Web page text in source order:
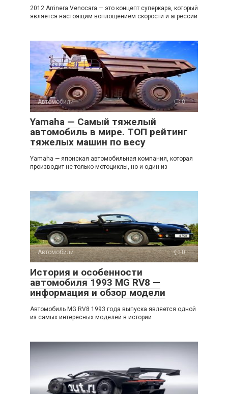
2012 Arrinera Venocara — это концепт суперкара, который
является настоящим воплощением скорости и агрессии
Автомобили 0
Yamaha — Самый тяжелый
автомобиль в мире. ТОП рейтинг
тяжелых машин по весу
Yamaha — японская автомобильная компания, которая
производит не только мотоциклы, но и один из
Автомобили 0
История и особенности
автомобиля 1993 MG RV8 —
информация и обзор модели
Автомобиль MG RV8 1993 года выпуска является одной
из самых интересных моделей в истории